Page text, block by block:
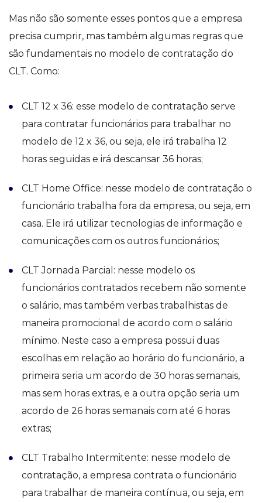
Mas não são somente esses pontos que a empresa
precisa cumprir, mas também algumas regras que
são fundamentais no modelo de contratação do
CLT. Como:
CLT 12 x 36: esse modelo de contratação serve
para contratar funcionários para trabalhar no
modelo de 12 x 36, ou seja, ele irá trabalha 12
horas seguidas e irá descansar 36 horas;
CLT Home Office: nesse modelo de contratação o
funcionário trabalha fora da empresa, ou seja, em
casa. Ele irá utilizar tecnologias de informação e
comunicações com os outros funcionários;
CLT Jornada Parcial: nesse modelo os
funcionários contratados recebem não somente
o salário, mas também verbas trabalhistas de
maneira promocional de acordo com o salário
mínimo. Neste caso a empresa possui duas
escolhas em relação ao horário do funcionário, a
primeira seria um acordo de 30 horas semanais,
mas sem horas extras, e a outra opção seria um
acordo de 26 horas semanais com até 6 horas
extras;
CLT Trabalho Intermitente: nesse modelo de
contratação, a empresa contrata o funcionário
para trabalhar de maneira contínua, ou seja, em